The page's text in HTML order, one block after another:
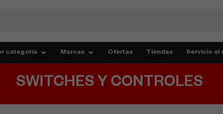
categoría Marcas Ofertas Tiendas Servicio al
SWITCHES Y CONTROLES